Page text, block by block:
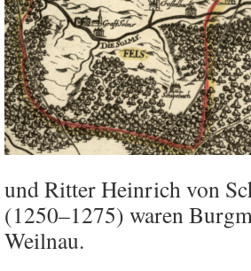
und Ritter Heinrich von
(1250–1275) waren
Weilnau.